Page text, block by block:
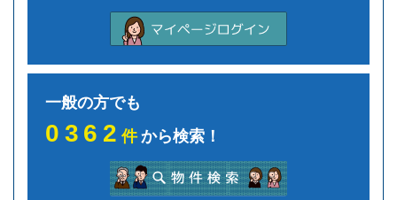
一般の方でも
0362件から検索！